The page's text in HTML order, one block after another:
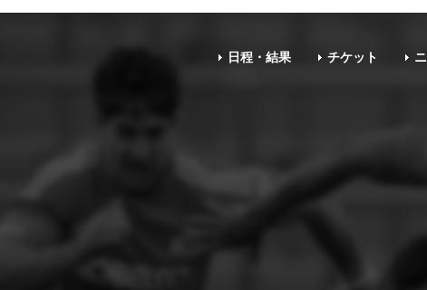
日程・結果 チケット